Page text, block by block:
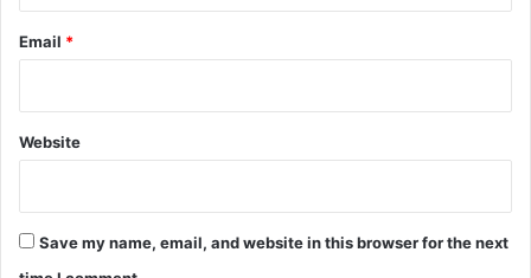
Email *
Website
Save my name, email, and website in this browser for the next